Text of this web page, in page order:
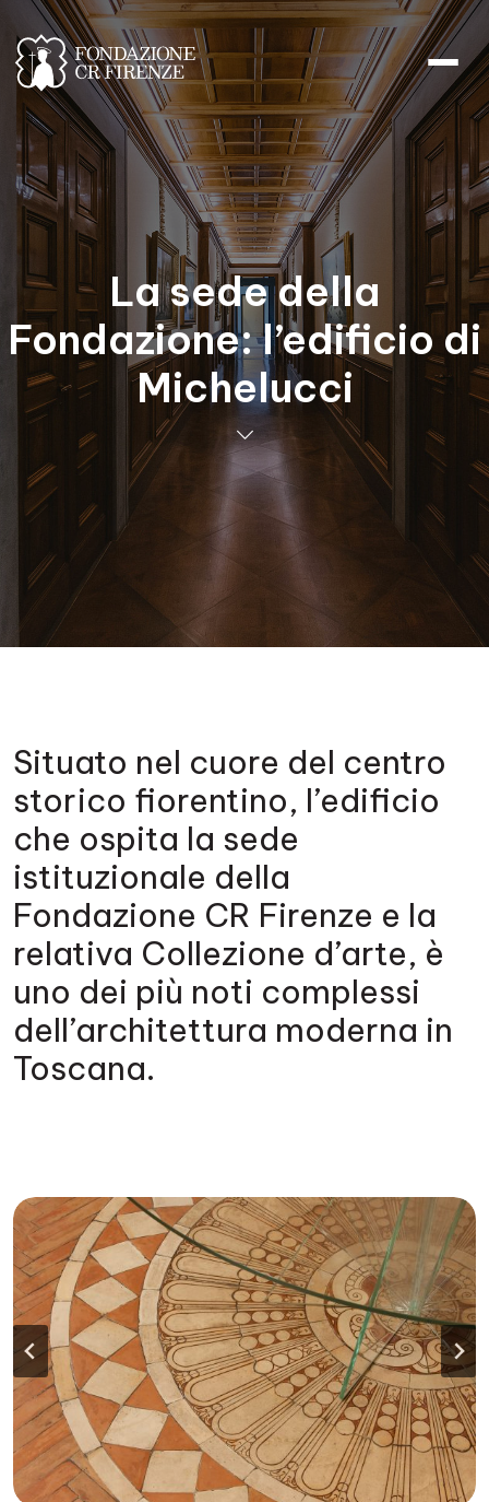
La sede della
Fondazione: l’edificio di
Michelucci
Situato nel cuore del centro
storico fiorentino, l’edificio
che ospita la sede
istituzionale della
Fondazione CR Firenze e la
relativa Collezione d’arte, è
uno dei più noti complessi
dell’architettura moderna in
Toscana.